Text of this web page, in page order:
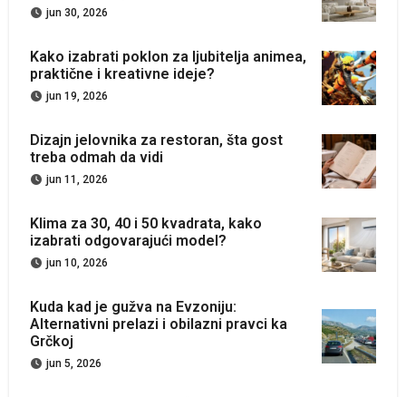
jun 30, 2026
Kako izabrati poklon za ljubitelja animea,
praktične i kreativne ideje?
jun 19, 2026
Dizajn jelovnika za restoran, šta gost
treba odmah da vidi
jun 11, 2026
Klima za 30, 40 i 50 kvadrata, kako
izabrati odgovarajući model?
jun 10, 2026
Kuda kad je gužva na Evzoniju:
Alternativni prelazi i obilazni pravci ka
Grčkoj
jun 5, 2026